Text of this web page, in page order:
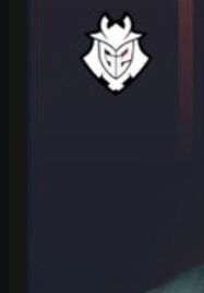
틴, 팀 전략, 멘탈 관리,
에 정리했습니다.
6월 17, 2026